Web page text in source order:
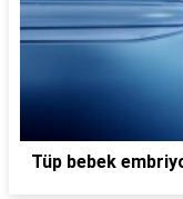
Tüp bebek